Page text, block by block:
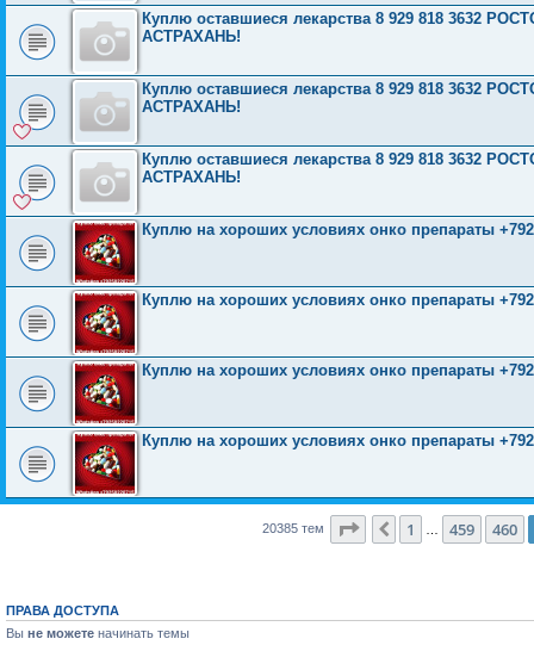
Куплю оставшиеся лекарства 8 929 818 3632
АСТРАХАНЬ!
Куплю оставшиеся лекарства 8 929 818 3632
АСТРАХАНЬ!
Куплю оставшиеся лекарства 8 929 818 3632
АСТРАХАНЬ!
Куплю на хороших условиях онко препараты
Куплю на хороших условиях онко препараты
Куплю на хороших условиях онко препараты
Куплю на хороших условиях онко препараты
20385 тем Страница 461из 816
Пред.
1 459 460
ПРАВА ДОСТУПА
Вы не можете начинать темы